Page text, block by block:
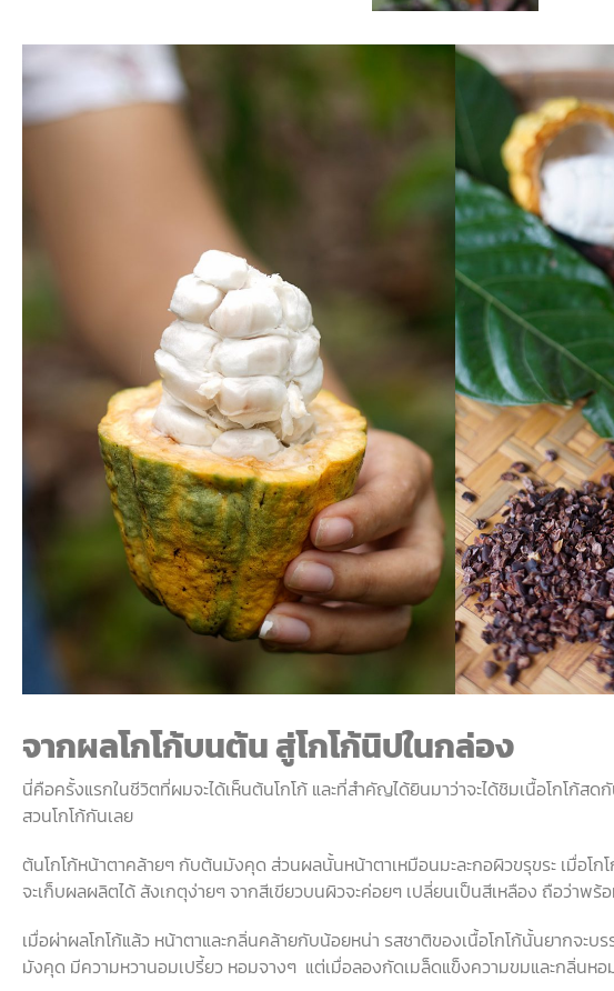
จากผลโกโก้บนต้นสู่โกโก้นิปในกล่อง
นี่คือครั้งแรกในชีวิตที่ผมจะได้เห็นต้นโกโก้ และที่สำคัญได้ยินมาว่าจะได้ชิมเนื้อโกโก้สด
สวนโกโก้กันเลย
ต้นโกโก้หน้าตาคล้ายๆกับต้นมังคุด ส่วนผลนั้นหน้าตาเหมือนมะละกอผิวขรุขระ เมื่อโก
จะเก็บผลผลิตได้ สังเกตุง่ายๆ จากสีเขียวบนผิวจะค่อยๆ เปลี่ยนเป็นสีเหลือง ถือว่าพร้
เมื่อผ่าผลโกโก้แล้ว หน้าตาและกลิ่นคล้ายกับน้อยหน่า รสชาติของเนื้อโกโก้นั้นยากจะบร
มังคุด มีความหวานอมเปรี้ยว หอมจางๆ แต่เมื่อลองกัดเมล็ดแข็งความขมและกลิ่นหอ